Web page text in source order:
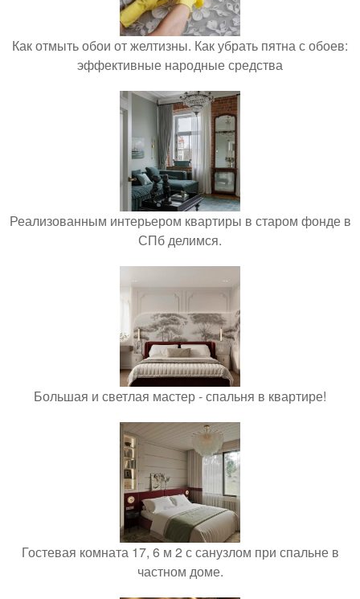
Как отмыть обои от желтизны. Как убрать пятна с обоев:
эффективные народные средства
Реализованным интерьером квартиры в старом фонде в
СПб делимся.
Большая и светлая мастер - спальня в квартире!
Гостевая комната 17, 6 м 2 с санузлом при спальне в
частном доме.